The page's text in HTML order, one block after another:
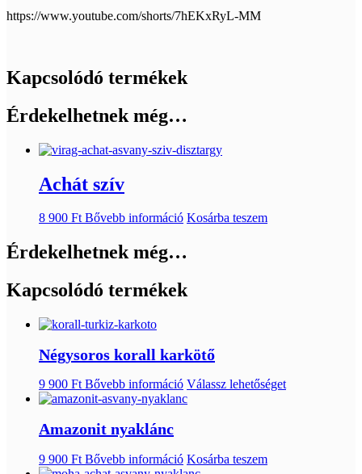
https://www.youtube.com/shorts/7hEKxRyL-MM
Kapcsolódó termékek
Érdekelhetnek még…
Achát szív
8 900 Ft Bővebb információ Kosárba teszem
Érdekelhetnek még…
Kapcsolódó termékek
Négysoros korall karkötő
9 900 Ft Bővebb információ Válassz lehetőséget
Amazonit nyaklánc
9 900 Ft Bővebb információ Kosárba teszem